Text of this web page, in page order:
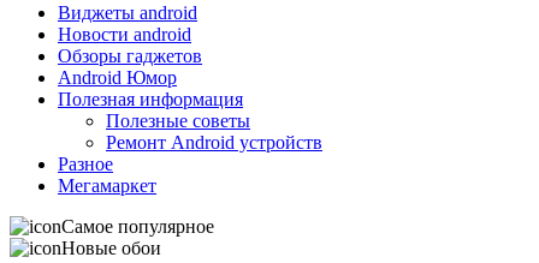
Виджеты android
Новости android
Обзоры гаджетов
Android Юмор
Полезная информация
Полезные советы
Ремонт Android устройств
Разное
Мегамаркет
Самое популярное
Новые обои